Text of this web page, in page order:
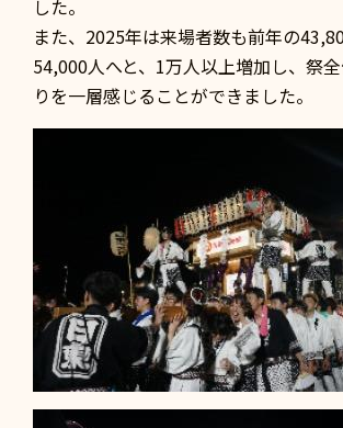
した。
また、2025年は来場者数も前年の
54,000人へと、1万人以上増加し、祭
りを一層感じることができました。